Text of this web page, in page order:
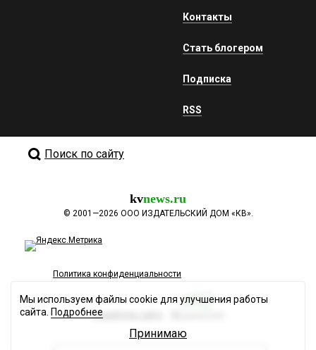
Контакты
Стать блогером
Подписка
RSS
Поиск по сайту
kvnews.ru
© 2001—2026 ООО ИЗДАТЕЛЬСКИЙ ДОМ «КВ».
Политика конфиденциальности
Разработка сайта
Мы используем файлы cookie для улучшения работы
сайта. Подробнее
Принимаю